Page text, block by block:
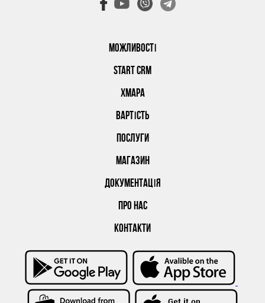
МОЖЛИВОСТІ
START CRM
ХМАРА
ВАРТІСТЬ
ПОСЛУГИ
МАГАЗИН
ДОКУМЕНТАЦІЯ
ПРО НАС
КОНТАКТИ